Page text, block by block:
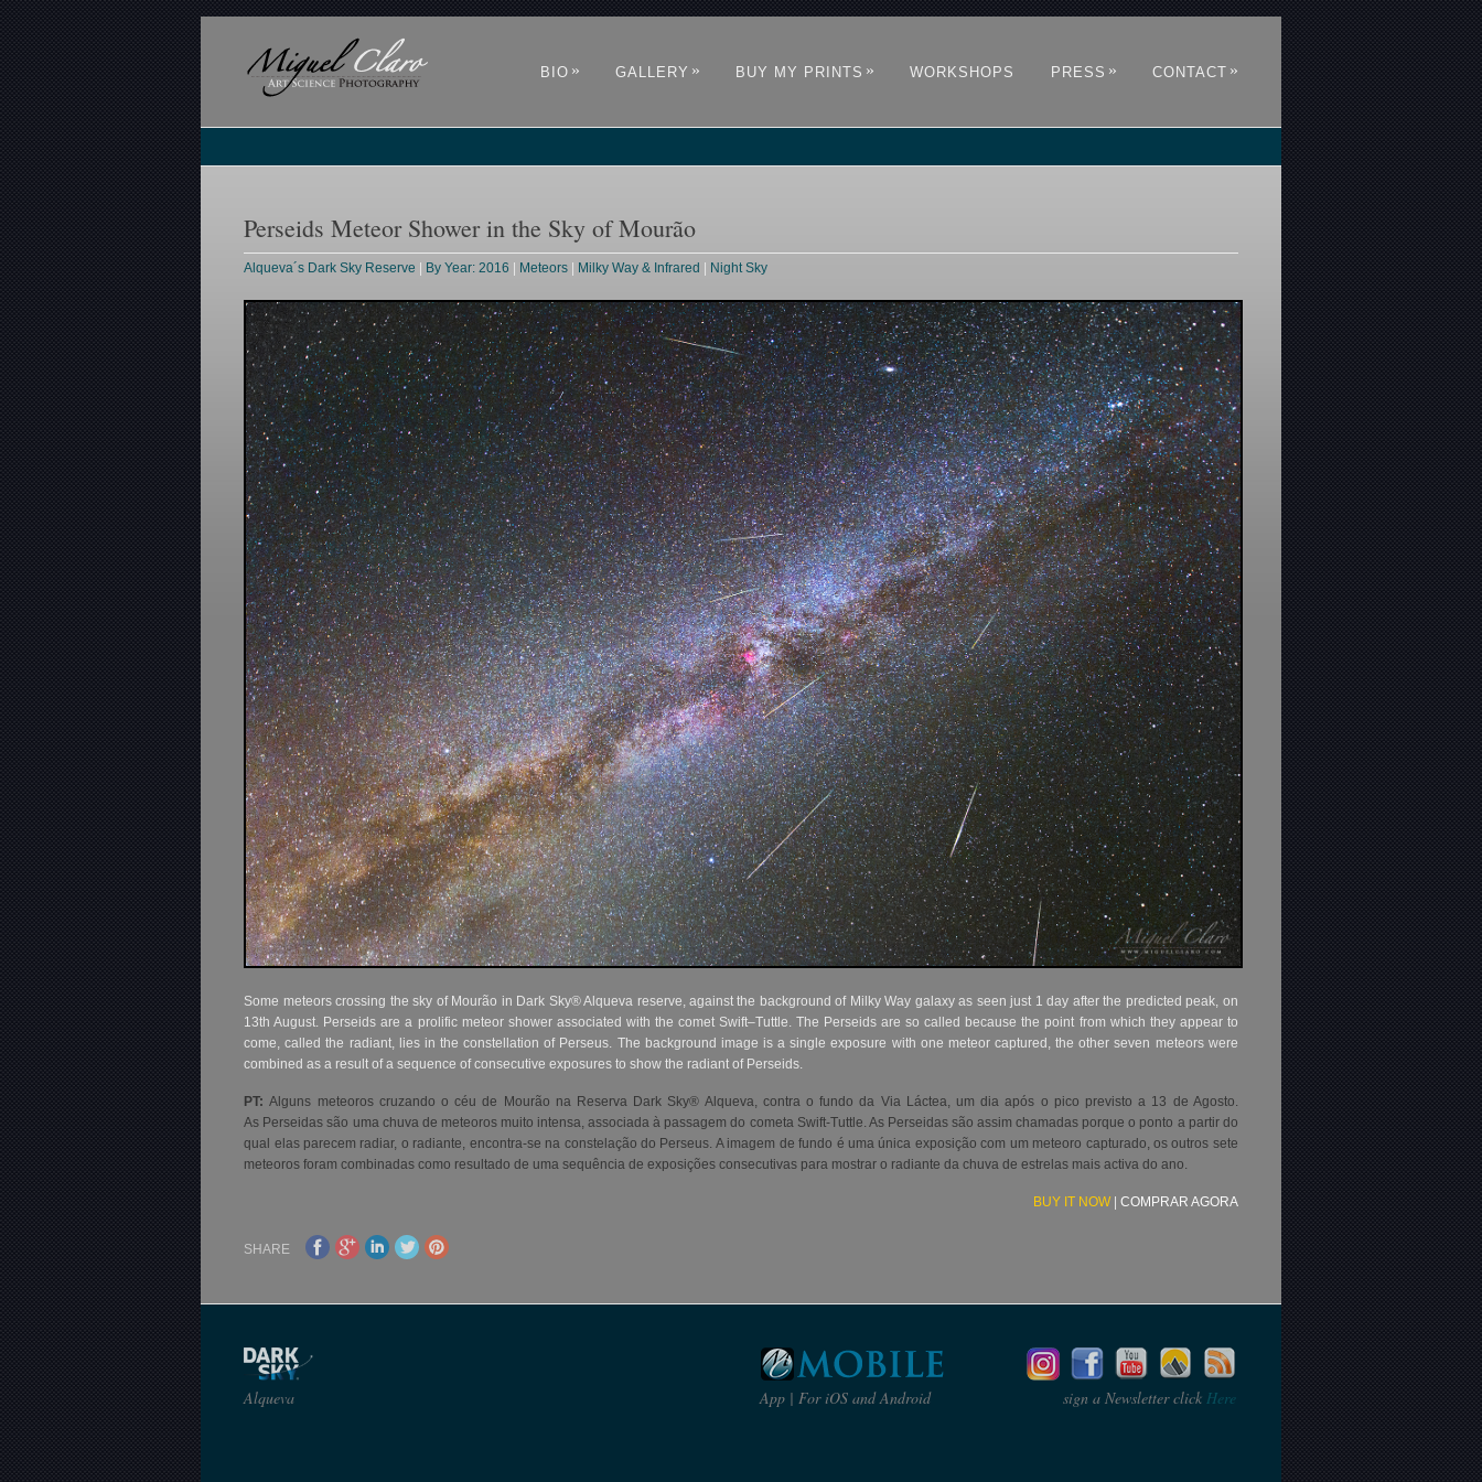
BIO » GALLERY » BUY MY PRINTS » WORKSHOPS PRESS » CONTACT »
Perseids Meteor Shower in the Sky of Mourão
Alqueva´s Dark Sky Reserve By Year: 2016 Meteors Milky Way & Infrared Night Sky
Some meteors crossing the sky of Mourão in Dark Sky® Alqueva reserve, against the background of Milky Way galaxy as seen just 1 day after the predicted peak, on
13th August. Perseids are a prolific meteor shower associated with the comet Swift–Tuttle. The Perseids are so called because the point from which they appear to
come, called the radiant, lies in the constellation of Perseus. The background image is a single exposure with one meteor captured, the other seven meteors were
combined as a result of a sequence of consecutive exposures to show the radiant of Perseids.
PT:Alguns meteoros cruzando o céu de Mourão na Reserva Dark Sky® Alqueva, contra o fundo da Via Láctea, um dia após o pico previsto a 13 de Agosto.
As Perseidas são uma chuva de meteoros muito intensa, associada à passagem do cometa Swift-Tuttle. As Perseidassão assim chamadas porque o ponto a partir do
qual elas parecem radiar, o radiante, encontra-se na constelação do Perseus. A imagem de fundo é uma única exposição com um meteoro capturado, os outros sete
meteoros foram combinadas como resultado de uma sequência deexposições consecutivas para mostrar o radiante da chuva de estrelas mais activa do ano.
BUY IT NOW| COMPRAR AGORA
SHARE
Alqueva App | For iOS and Android sign a Newsletter click Here